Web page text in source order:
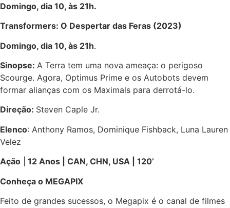
Domingo, dia 10, às 21h.
Transformers: O Despertar das Feras (2023)
Domingo, dia 10, às 21h.
Sinopse: A Terra tem uma nova ameaça: o perigoso
Scourge. Agora, Optimus Prime e os Autobots devem
formar alianças com os Maximals para derrotá-lo.
Direção: Steven Caple Jr.
Elenco: Anthony Ramos, Dominique Fishback, Luna Lauren
Velez
Ação
12 Anos | CAN, CHN, USA | 120’
Conheça o MEGAPIX
Feito de grandes sucessos, o Megapix é o canal de filmes